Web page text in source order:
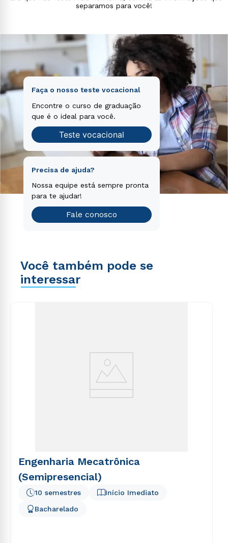
consequuntur magni dolores eos qui ratione
separamos para você!
Faça o nosso teste vocacional
Encontre o curso de graduação
que é o ideal para você.
Teste vocacional
Precisa de ajuda?
Nossa equipe está sempre pronta
para te ajudar!
Fale conosco
Você também pode se
interessar
Engenharia Mecatrônica
(Semipresencial)
Início Imediato
10 semestres
Bacharelado